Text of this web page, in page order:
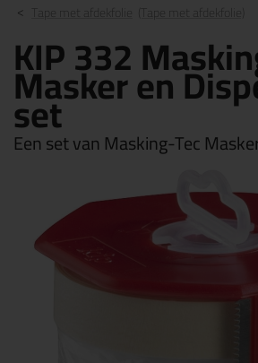
Tape met afdekfolie (Tape met afdekfolie)
KIP 332
Masker en
set
Een set van Masking-Tec